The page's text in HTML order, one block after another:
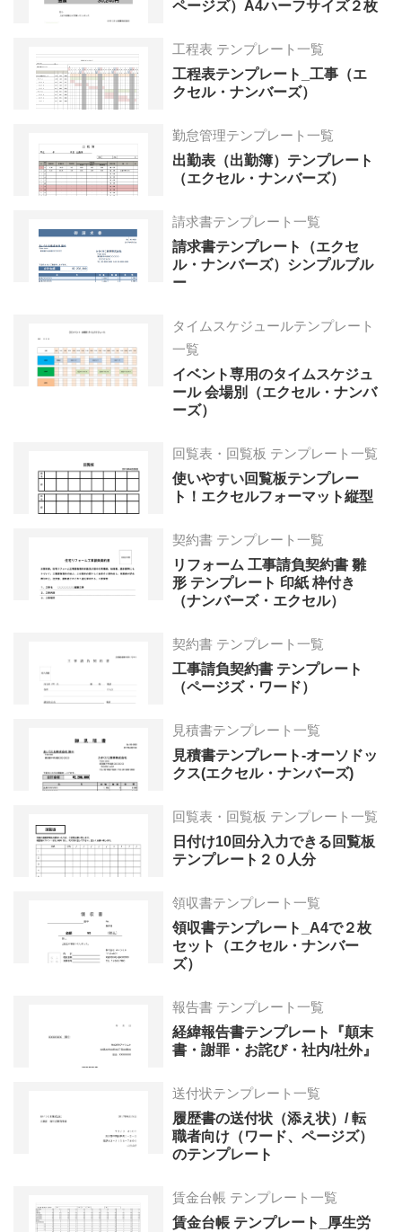
ページズ）A4ハーフサイズ２枚
工程表 テンプレート一覧
工程表テンプレート_工事（エ
クセル・ナンバーズ）
勤怠管理テンプレート一覧
出勤表（出勤簿）テンプレート
（エクセル・ナンバーズ）
請求書テンプレート一覧
請求書テンプレート（エクセ
ル・ナンバーズ）シンプルブル
ー
タイムスケジュールテンプレート
一覧
イベント専用のタイムスケジュ
ール 会場別（エクセル・ナンバ
ーズ）
回覧表・回覧板 テンプレート一覧
使いやすい回覧板テンプレー
ト！エクセルフォーマット縦型
契約書 テンプレート一覧
リフォーム 工事請負契約書 雛
形 テンプレート 印紙 枠付き
（ナンバーズ・エクセル）
契約書 テンプレート一覧
工事請負契約書 テンプレート
（ページズ・ワード）
見積書テンプレート一覧
見積書テンプレート-オーソドッ
クス(エクセル・ナンバーズ)
回覧表・回覧板 テンプレート一覧
日付け10回分入力できる回覧板
テンプレート２０人分
領収書テンプレート一覧
領収書テンプレート_A4で２枚
セット（エクセル・ナンバー
ズ）
報告書 テンプレート一覧
経緯報告書テンプレート『顛末
書・謝罪・お詫び・社内/社外』
送付状テンプレート一覧
履歴書の送付状（添え状）/ 転
職者向け（ワード、ページズ）
のテンプレート
賃金台帳 テンプレート一覧
賃金台帳 テンプレート_厚生労